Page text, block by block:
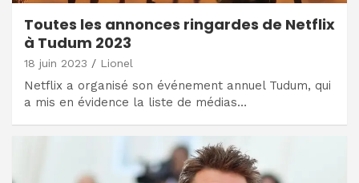
Toutes les annonces ringardes de Netflix
à Tudum 2023
18 juin 2023 Lionel
Netflix a organisé son événement annuel Tudum, qui
a mis en évidence la liste de médias…